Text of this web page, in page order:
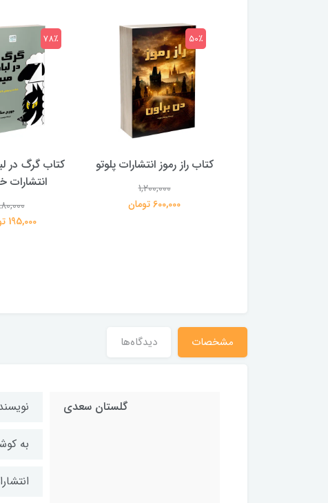
کتاب راز رموز انتشارات پلوتو
1,200,000
600,000 تومان
50٪
کتاب گرگ در
195,000 تومان
78٪
مشخصات دیدگاه‌ها
گلستان سعدی
به